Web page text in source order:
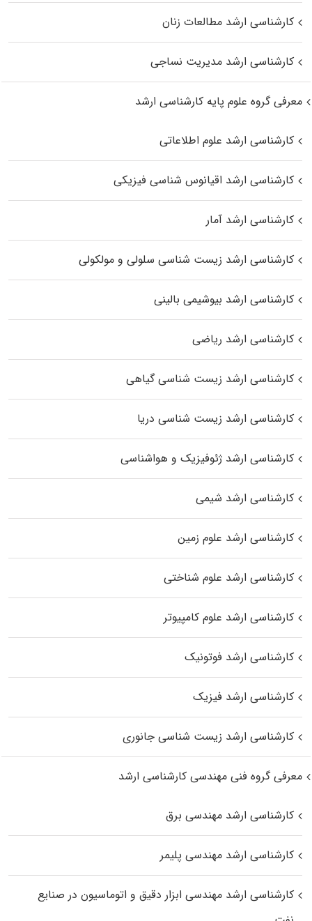
کارشناسی ارشد مطالعات زنان
کارشناسی ارشد مدیریت نساجی
معرفی گروه علوم پایه کارشناسی ارشد
کارشناسی ارشد علوم اطلاعاتی
کارشناسی ارشد اقیانوس‌ شناسی فیزیکی
کارشناسی ارشد آمار
کارشناسی ارشد زیست شناسی سلولی و مولکولی
کارشناسی ارشد بیوشیمی بالینی
کارشناسی ارشد ریاضی
کارشناسی ارشد زیست‌ شناسی گیاهی
کارشناسی ارشد زیست‌ شناسی دریا
کارشناسی ارشد ژئوفیزیک و هواشناسی
کارشناسی ارشد شیمی
کارشناسی ارشد علوم زمین
کارشناسی ارشد علوم شناختی
کارشناسی ارشد علوم کامپیوتر
کارشناسی ارشد فوتونیک
کارشناسی ارشد فیزیک
کارشناسی ارشد زیست‌ شناسی جانوری
معرفی گروه فنی مهندسی کارشناسی ارشد
کارشناسی ارشد مهندسی برق
کارشناسی ارشد مهندسی پلیمر
کارشناسی ارشد مهندسی ابزار دقیق و اتوماسیون در صنایع